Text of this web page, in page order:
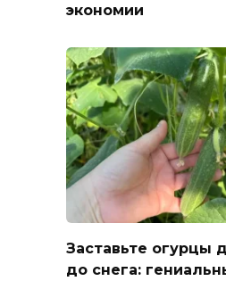
экономии
Заставьте огурцы
до снега: